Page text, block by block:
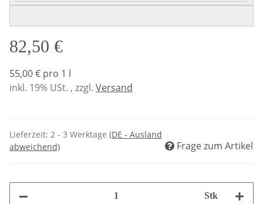
82,50 €
55,00 € pro 1 l
inkl. 19% USt. , zzgl. Versand
Lieferzeit: 2 - 3 Werktage (DE - Ausland
abweichend)
Frage zum Artikel
Stk